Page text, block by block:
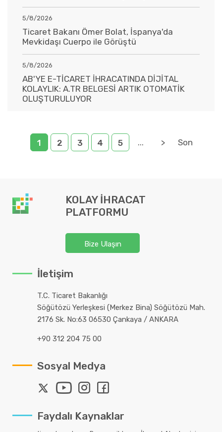
5/8/2026
Ticaret Bakanı Ömer Bolat, İspanya'da
Mevkidaşı Cuerpo ile Görüştü
5/8/2026
AB'YE E-TİCARET İHRACATINDA DİJİTAL
KOLAYLIK: A.TR BELGESİ ARTIK OTOMATİK
OLUŞTURULUYOR
1 2 3 4 5 ... > Son
KOLAY İHRACAT
PLATFORMU
Bize Ulaşın
İletişim
T.C. Ticaret Bakanlığı
Söğütözü Yerleşkesi (Merkez Bina) Söğütözü Mah.
2176 Sk. No:63 06530 Çankaya / ANKARA
+90 312 204 75 00
Sosyal Medya
Faydalı Kaynaklar